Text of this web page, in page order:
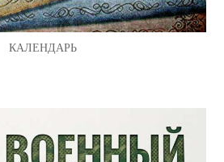
КАЛЕНДАРЬ